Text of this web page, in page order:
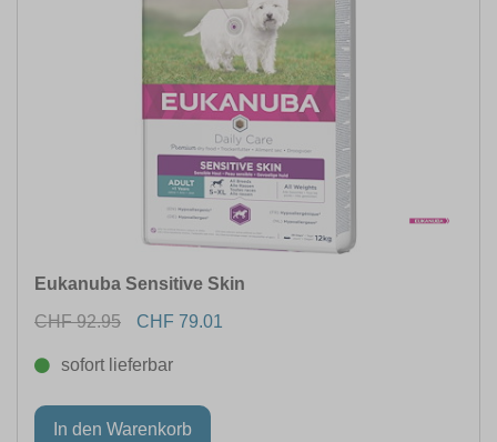
Eukanuba Sensitive Skin
CHF 92.95
CHF 79.01
sofort lieferbar